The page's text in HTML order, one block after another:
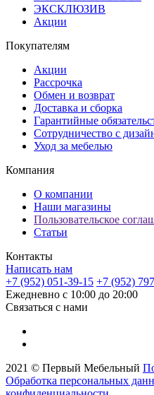
ЭКСКЛЮЗИВ
Акции
Покупателям
Акции
Рассрочка
Обмен и возврат
Доставка и сборка
Гарантийные
Сотрудничество с
Уход за мебелью
Компания
О компании
Наши магазины
Пользовательское
Статьи
Контакты
Написать нам
+7 (952) 051-39-15 +7 (952)
Ежедневно с 10:00 до 20:00
Связаться с нами
2021 © Первый Мебельный
Обработка персональных